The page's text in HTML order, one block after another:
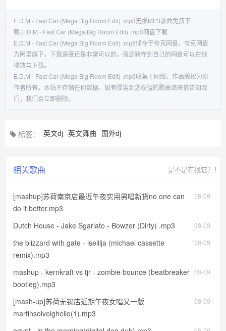
E.D.M - Fast Car (Mega Big Room Edit) .mp3无损MP3歌曲免费下
载,E.D.M - Fast Car (Mega Big Room Edit) .mp3网盘下载
E.D.M - Fast Car (Mega Big Room Edit) .mp3储存于夸克网盘，夸克网盘
为阿里旗下，下载速度还是非常可以的。资源转存到自己的网盘可以在线
播放与下载。
E.D.M - Fast Car (Mega Big Room Edit) .mp3收集于网络，作品版权为原
作者所有。本站不存储任何数据，如有侵害到您权益的歌曲请来信告知我
们，我们会立即删除。
标签： 英文dj 英文舞曲 国外dj
相关歌曲 是不是在找它？！
08-09
[mashup]苏荷南京店最近午夜实用男唱新货no one can
do it better.mp3
08-09
Dutch House - Jake Sgarlato - Bowzer (Dirty) .mp3
08-09
the blizzard with gate - iselilja (michael cassette
remix).mp3
08-09
mashup - kernkraft vs tjr - zombie bounce (beatbreaker
bootleg).mp3
08-09
[mash-up]苏荷无锡店近期午夜女唱又一版
martinsolveighello(1).mp3